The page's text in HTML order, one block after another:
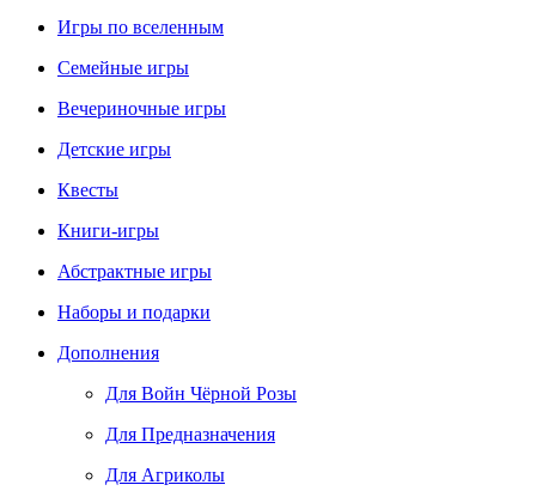
Игры по вселенным
Семейные игры
Вечериночные игры
Детские игры
Квесты
Книги-игры
Абстрактные игры
Наборы и подарки
Дополнения
Для Войн Чёрной Розы
Для Предназначения
Для Агриколы